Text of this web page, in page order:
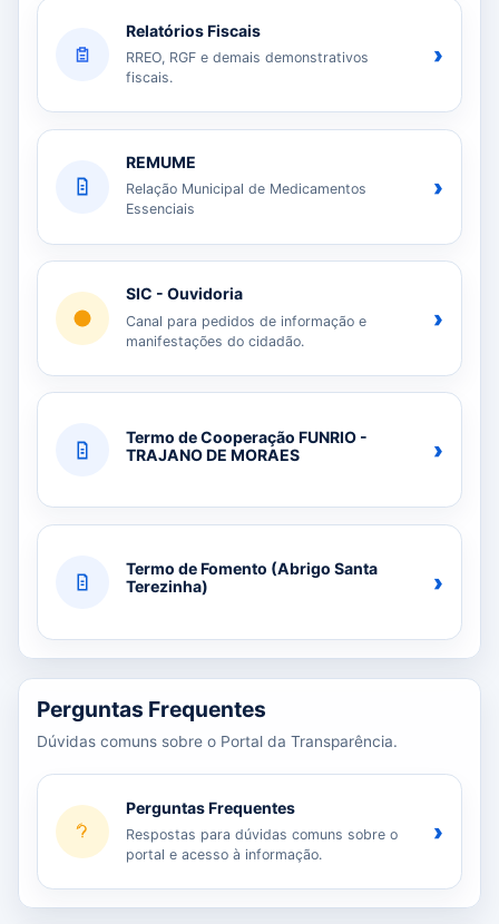
Relatórios Fiscais
RREO, RGF e demais demonstrativos
fiscais.
›
REMUME
Relação Municipal de Medicamentos
Essenciais
›
SIC - Ouvidoria
Canal para pedidos de informação e
manifestações do cidadão.
›
Termo de Cooperação FUNRIO -
TRAJANO DE MORAES
›
Termo de Fomento (Abrigo Santa
Terezinha)
›
Perguntas Frequentes
Dúvidas comuns sobre o Portal da Transparência.
Perguntas Frequentes
Respostas para dúvidas comuns sobre o
portal e acesso à informação.
›